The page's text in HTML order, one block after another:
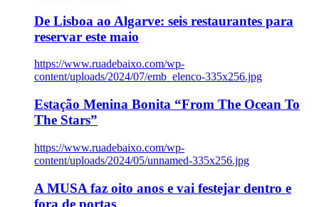
De Lisboa ao Algarve: seis restaurantes para
reservar este maio
https://www.ruadebaixo.com/wp-
content/uploads/2024/07/emb_elenco-335x256.jpg
Estação Menina Bonita “From The Ocean To
The Stars”
https://www.ruadebaixo.com/wp-
content/uploads/2024/05/unnamed-335x256.jpg
A MUSA faz oito anos e vai festejar dentro e
fora de portas